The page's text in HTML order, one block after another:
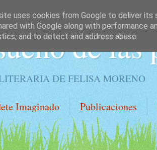
de las
DE FELISA MORENO
Imaginado Publicaciones
uses cookies from Google to deliver its
with Google along with performance
and to detect and address abuse.